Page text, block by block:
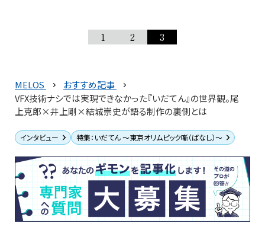
1 2 3
MELOS
おすすめ記事
VFX技術ナシでは実現できなかった『いだてん』の世界観。尾
上克郎×井上剛×結城崇史が語る制作の裏側とは
インタビュー 特集：いだてん ～東京オリムピック噺（ばなし）～